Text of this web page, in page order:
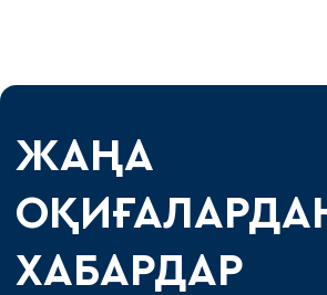
ЖАҢА
ХАБАРДАР